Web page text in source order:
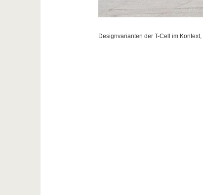
Designvarianten der T-Cell im Kontext,